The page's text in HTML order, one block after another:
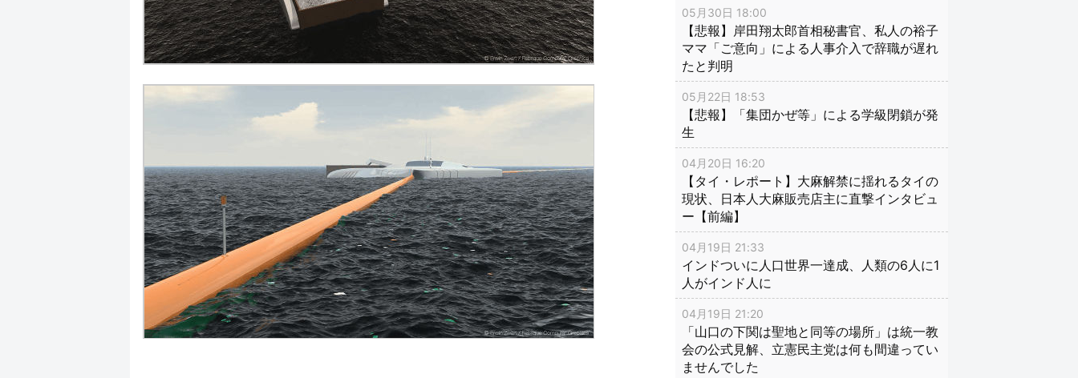
05月30日 18:00
【悲報】岸田翔太郎首相秘書官、私人の裕子
ママ「ご意向」による人事介入で辞職が遅れ
たと判明
05月22日 18:53
【悲報】「集団かぜ等」による学級閉鎖が発
生
04月20日 16:20
【タイ・レポート】大麻解禁に揺れるタイの
現状、日本人大麻販売店主に直撃インタビュ
ー【前編】
04月19日 21:33
インドついに人口世界一達成、人類の6人に1
人がインド人に
04月19日 21:20
「山口の下関は聖地と同等の場所」は統一教
会の公式見解、立憲民主党は何も間違ってい
ませんでした